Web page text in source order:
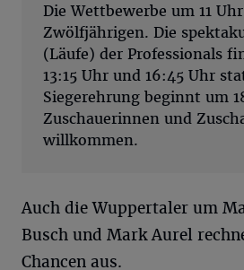
Die Wettbewerbe um 11
Zwölfjährigen. Die
(Läufe) der Professionals
13:15 Uhr und 16:45 Uhr
Siegerehrung beginnt um
Zuschauerinnen und
willkommen.
Auch die Wuppertaler um
Busch und Mark Aurel
Chancen aus.